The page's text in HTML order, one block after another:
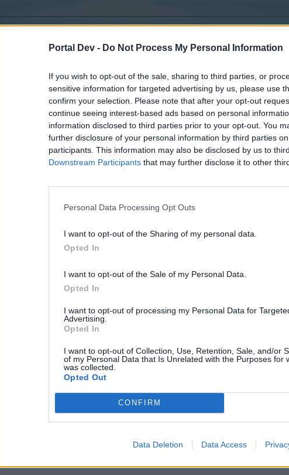
Portal Dev - Do Not Process My Personal Information
If you wish to opt-out of the sale, sharing to third parties, or
sensitive information for targeted advertising by us, please use
confirm your selection. Please note that after your opt-out
continue seeing interest-based ads based on personal
information disclosed to third parties prior to your opt-out. You
further disclosure of your personal information by third parties
participants. This information may also be disclosed by us to
Downstream Participants that may further disclose it to other
Personal Data Processing Opt Outs
I want to opt-out of the Sharing of my personal data.
Opted In
I want to opt-out of the Sale of my Personal Data.
Opted In
I want to opt-out of processing my Personal Data for
Advertising.
Opted In
I want to opt-out of Collection, Use, Retention, Sale, and/or
of my Personal Data that Is Unrelated with the Purposes for
was collected.
Opted Out
CONFIRM
Data Deletion Data Access
sa tu smú dávať odkazy na fórum, ak nie naozaj som o tom nevedel.
momentálne petícia tu:
sa zvýšil počet levelov, výziev a pod. Určite odporúčam minimálne
2018
vím, že to chápete, přesto sem se domnívala, že nám bude věnovaná
kteří jsou komunikační spojkou mezi teamy a hráči jednotlivých lokací a
nemáme žádnou šanci se nijak dopracovat ke změnám. Tito manažeři
všech BP her pro jednu konkrétní jazykovou komunitu, ale jeho
ani on k vývojářům nedostane a neúčastní se ani žádného meetingu s
spojkou je proto CM komunitní manažer.
bohužel ten lepší čas za sebou, ale to víme všici. Ale i tak se
updatem. Soudě podle podle komunity zde je stále dost hráčů, kteří by
ne i tady? Bylo by to fér.
sem samozřejmě dávat můžete, pokud vedou na toto forum a to
a proto nechám na posouzení anglických kolegů, zda prostest nechají.
danda
problém- vždy ked kliknem na 2 pivovary v hlavnom mestečku,zasekne